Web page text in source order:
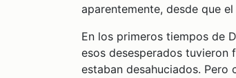
aparentemente, desde que
En los primeros tiempos de
esos desesperados tuvieron
estaban desahuciados.